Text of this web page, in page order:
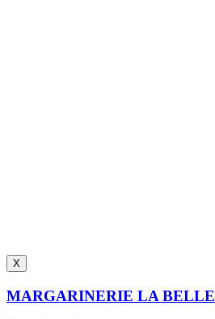
X
MARGARINERIE LA BELLE